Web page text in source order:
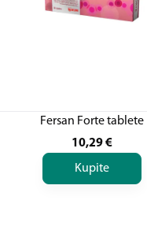
Fersan Forte tablete
10,29€
Kupite